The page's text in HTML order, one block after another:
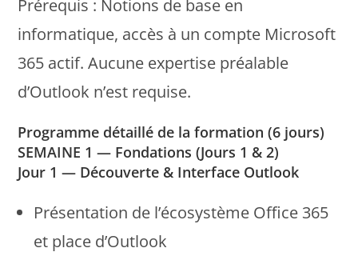
Prérequis : Notions de base en
informatique, accès à un compte Microsoft
365 actif. Aucune expertise préalable
d’Outlook n’est requise.
Programme détaillé de la formation (6 jours)
SEMAINE 1 — Fondations (Jours 1 & 2)
Jour 1 — Découverte & Interface Outlook
Présentation de l’écosystème Office 365
et place d’Outlook